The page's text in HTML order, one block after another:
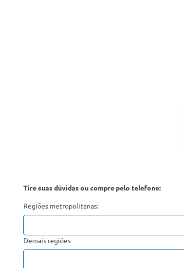
Tire suas dúvidas ou compre pelo telefone:
Regiões metropolitanas:
Demais regiões